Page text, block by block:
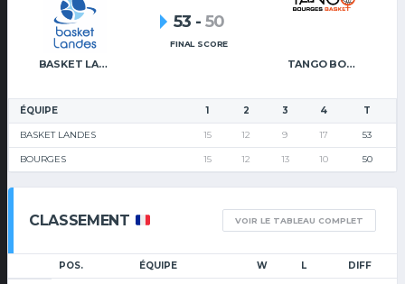
BASKET LANDES TANGO BOURGES BASKET
53 - 50
FINAL SCORE
ÉQUIPE 1 2 3 4 T
BASKET LANDES 15 12 9 17 53
BOURGES 15 12 13 10 50
CLASSEMENT VOIR LE TABLEAU COMPLET
POS. ÉQUIPE W L DIFF